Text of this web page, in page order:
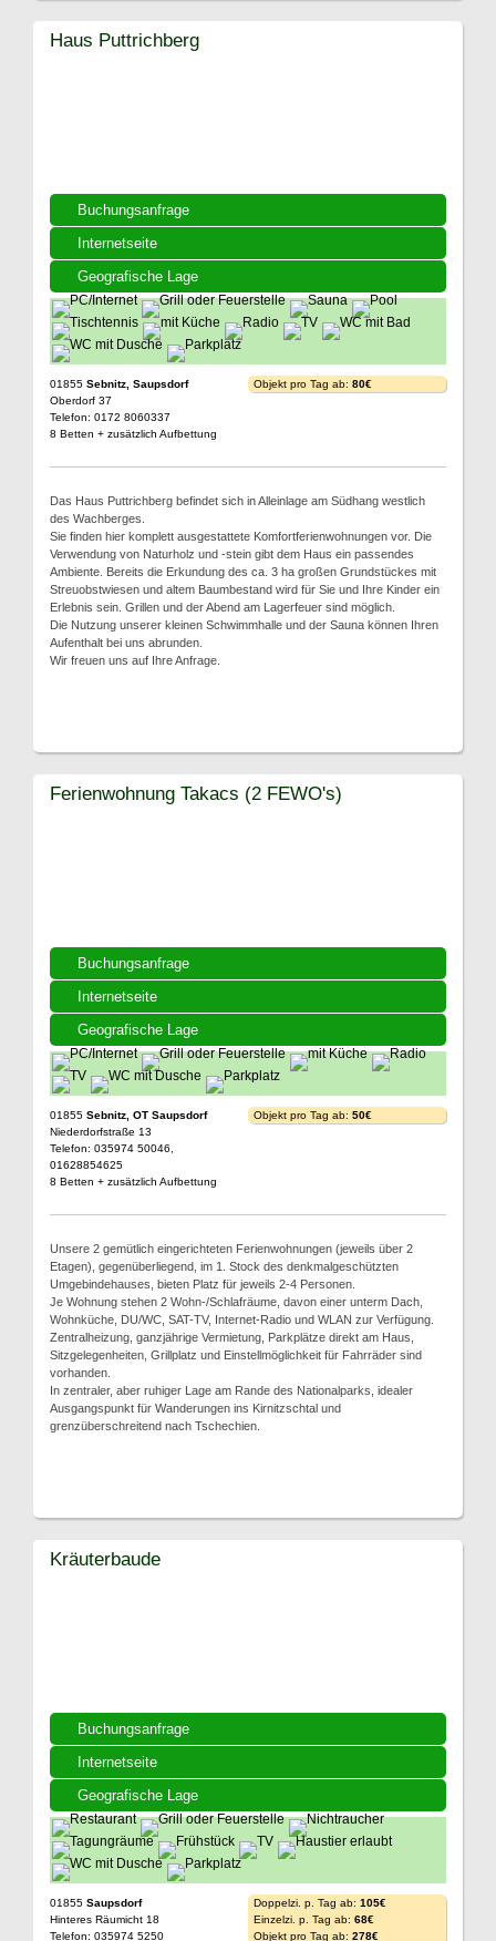
Buchungsanfrage
Internetseite
Geografische Lage
Haus Puttrichberg
01855 Sebnitz, Saupsdorf
Oberdorf 37
Telefon: 0172 8060337
8 Betten + zusätzlich Aufbettung
Objekt pro Tag ab: 80€
Das Haus Puttrichberg befindet sich in Alleinlage am Südhang westlich
des Wachberges.
Sie finden hier komplett ausgestattete Komfortferienwohnungen vor. Die
Verwendung von Naturholz und -stein gibt dem Haus ein passendes
Ambiente. Bereits die Erkundung des ca. 3 ha großen Grundstückes mit
Streuobstwiesen und altem Baumbestand wird für Sie und Ihre Kinder ein
Erlebnis sein. Grillen und der Abend am Lagerfeuer sind möglich.
Die Nutzung unserer kleinen Schwimmhalle und der Sauna können Ihren
Aufenthalt bei uns abrunden.
Wir freuen uns auf Ihre Anfrage.
Buchungsanfrage
Internetseite
Geografische Lage
Ferienwohnung Takacs (2 FEWO's)
01855 Sebnitz, OT Saupsdorf
Niederdorfstraße 13
Telefon: 035974 50046,
01628854625
8 Betten + zusätzlich Aufbettung
Objekt pro Tag ab: 50€
Unsere 2 gemütlich eingerichteten Ferienwohnungen (jeweils über 2
Etagen), gegenüberliegend, im 1. Stock des denkmalgeschützten
Umgebindehauses, bieten Platz für jeweils 2-4 Personen.
Je Wohnung stehen 2 Wohn-/Schlafräume, davon einer unterm Dach,
Wohnküche, DU/WC, SAT-TV, Internet-Radio und WLAN zur Verfügung.
Zentralheizung, ganzjährige Vermietung, Parkplätze direkt am Haus,
Sitzgelegenheiten, Grillplatz und Einstellmöglichkeit für Fahrräder sind
vorhanden.
In zentraler, aber ruhiger Lage am Rande des Nationalparks, idealer
Ausgangspunkt für Wanderungen ins Kirnitzschtal und
grenzüberschreitend nach Tschechien.
Buchungsanfrage
Internetseite
Geografische Lage
Kräuterbaude
01855 Saupsdorf
Hinteres Räumicht 18
Telefon: 035974 5250
Doppelzi. p. Tag ab: 105€
Einzelzi. p. Tag ab: 68€
Objekt pro Tag ab: 278€